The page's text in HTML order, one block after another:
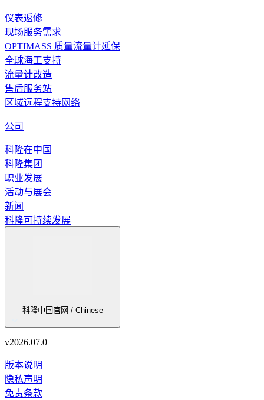
仪表返修
现场服务需求
OPTIMASS 质量流量计延保
全球海工支持
流量计改造
售后服务站
区域远程支持网络
公司
科隆在中国
科隆集团
职业发展
活动与展会
新闻
科隆可持续发展
科隆中国官网 / Chinese
v2026.07.0
版本说明
隐私声明
免责条款